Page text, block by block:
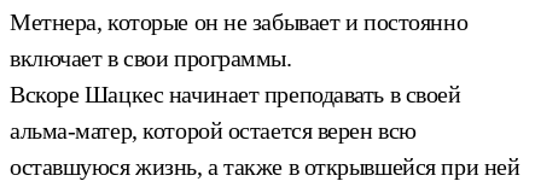
Метнера, которые он не забывает и постоянно
включает в свои программы.
Вскоре Шацкес начинает преподавать в своей
альма-матер, которой остается верен всю
оставшуюся жизнь, а также в открывшейся при ней